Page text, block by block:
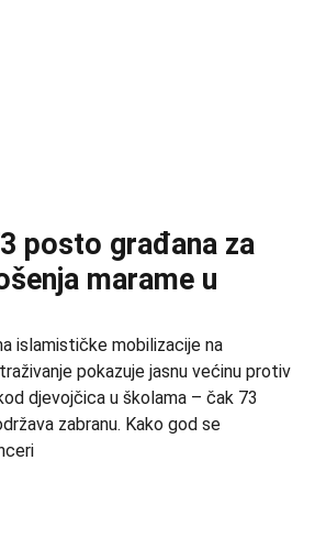
posto građana za
marame u
islamističke mobilizacije na
pokazuje jasnu većinu protiv
djevojčica u školama – čak 73
zabranu. Kako god se